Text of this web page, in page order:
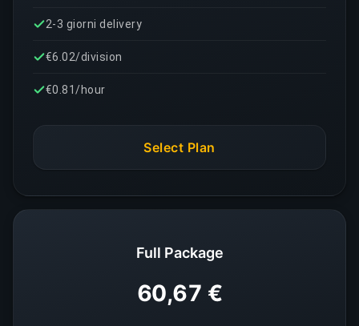
2-3 giorni delivery
€6.02/division
€0.81/hour
Select Plan
Full Package
60,67 €